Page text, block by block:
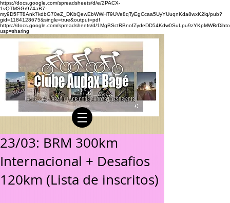
https://docs.google.com/spreadsheets/d/e/2PACX-
1vQTMSGr974aB7-
my9D5FT8Ank7kdbG70eZ_DKbQewEbWWHT9UVe8qTyEgCcaa5UyYUuqnKda8wxK2lq/pub?
gid=1184128675&single=true&output=pdf
https://docs.google.com/spreadsheets/d/
usp=sharing
23/03: BRM 300km
Internacional + Desafios
120km (Lista de inscritos)